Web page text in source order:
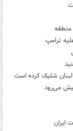
منطقه
ترامپ
می‌رود
ایران